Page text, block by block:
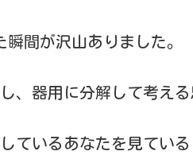
間が沢山ありました。
、器用に分解して考え
ているあなたを見てい